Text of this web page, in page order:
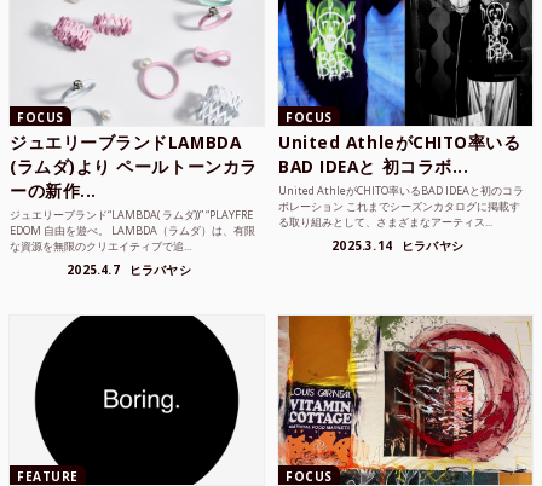
FOCUS
ジュエリーブランドLAMBDA
(ラムダ)より ペールトーンカラ
ーの新作...
ジュエリーブランド“LAMBDA( ラムダ))” “PLAYFRE
EDOM 自由を遊べ。 LAMBDA（ラムダ）は、有限
な資源を無限のクリエイティブで追...
2025.4.7 ヒラバヤシ
FOCUS
United AthleがCHITO率いる
BAD IDEAと 初コラボ...
United AthleがCHITO率いるBAD IDEAと初のコラ
ボレーション これまでシーズンカタログに掲載す
る取り組みとして、さまざまなアーティス...
2025.3.14 ヒラバヤシ
FEATURE FOCUS